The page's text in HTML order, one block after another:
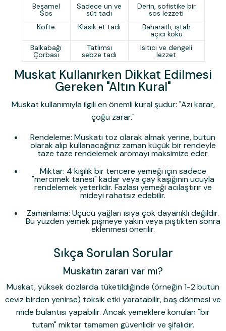
Beşamel
Sos
Sadece un ve
süt tadı
Derin, sofistike bir
sos lezzeti
Köfte
Klasik et tadı Baharatlı, iştah
açıcı koku
Balkabağı
Çorbası
Tatlımsı
sebze tadı
Isıtıcı ve dengeli
lezzet
Muskat Kullanırken Dikkat Edilmesi
Gereken "Altın Kural"
Muskat kullanımıyla ilgili en önemli kural şudur: "Azı karar,
çoğu zarar."
Rendeleme: Muskatı toz olarak almak yerine, bütün
olarak alıp kullanacağınız zaman küçük bir rendeyle
taze taze rendelemek aromayı maksimize eder.
Miktar: 4 kişilik bir tencere yemeği için sadece
"mercimek tanesi" kadar veya çay kaşığının ucuyla
rendelemek yeterlidir. Fazlası yemeği acılaştırır ve
mideyi rahatsız edebilir.
Zamanlama: Uçucu yağları ısıya çok dayanıklı değildir.
Bu yüzden yemek pişmeye yakın veya piştikten sonra
eklenmesi önerilir.
Sıkça Sorulan Sorular
Muskatın zararı var mı?
Muskat, yüksek dozlarda tüketildiğinde (örneğin 1-2 bütün
ceviz birden yenirse) toksik etki yaratabilir, baş dönmesi ve
mide bulantısı yapabilir. Ancak yemeklere konulan "bir
tutam" miktar tamamen güvenlidir ve şifalıdır.